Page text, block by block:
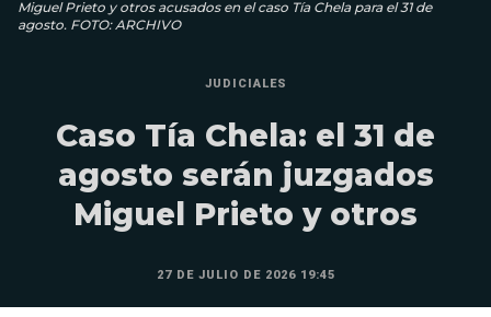
Miguel Prieto y otros acusados en el caso Tía Chela para el 31 de
agosto. FOTO: ARCHIVO
JUDICIALES
Caso Tía Chela: el 31 de
agosto serán juzgados
Miguel Prieto y otros
27 DE JULIO DE 2026 19:45